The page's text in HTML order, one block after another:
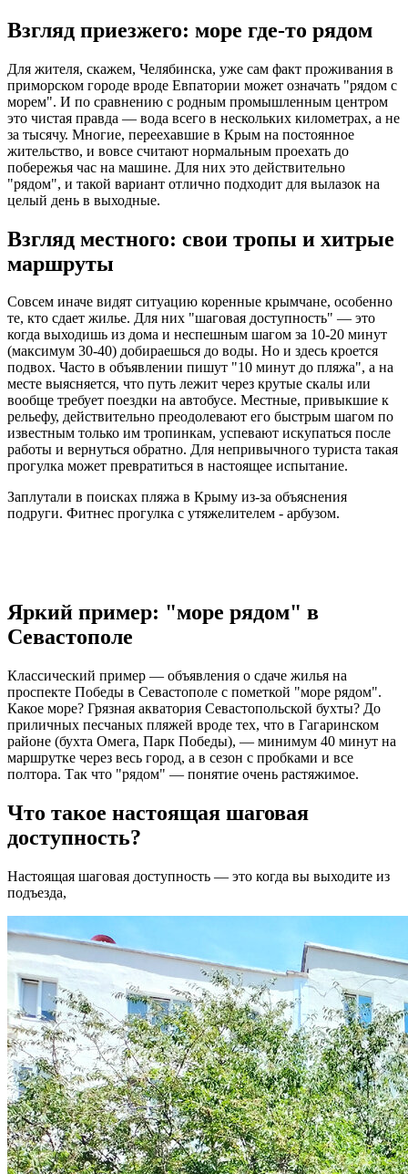
Взгляд приезжего: море где-то рядом
Для жителя, скажем, Челябинска, уже сам факт проживания в
приморском городе вроде Евпатории может означать "рядом с
морем". И по сравнению с родным промышленным центром
это чистая правда — вода всего в нескольких километрах, а не
за тысячу. Многие, переехавшие в Крым на постоянное
жительство, и вовсе считают нормальным проехать до
побережья час на машине. Для них это действительно
"рядом", и такой вариант отлично подходит для вылазок на
целый день в выходные.
Взгляд местного: свои тропы и хитрые
маршруты
Совсем иначе видят ситуацию коренные крымчане, особенно
те, кто сдает жилье. Для них "шаговая доступность" — это
когда выходишь из дома и неспешным шагом за 10-20 минут
(максимум 30-40) добираешься до воды. Но и здесь кроется
подвох. Часто в объявлении пишут "10 минут до пляжа", а на
месте выясняется, что путь лежит через крутые скалы или
вообще требует поездки на автобусе. Местные, привыкшие к
рельефу, действительно преодолевают его быстрым шагом по
известным только им тропинкам, успевают искупаться после
работы и вернуться обратно. Для непривычного туриста такая
прогулка может превратиться в настоящее испытание.
Заплутали в поисках пляжа в Крыму из-за объяснения
подруги. Фитнес прогулка с утяжелителем - арбузом.
Яркий пример: "море рядом" в
Севастополе
Классический пример — объявления о сдаче жилья на
проспекте Победы в Севастополе с пометкой "море рядом".
Какое море? Грязная акватория Севастопольской бухты? До
приличных песчаных пляжей вроде тех, что в Гагаринском
районе (бухта Омега, Парк Победы), — минимум 40 минут на
маршрутке через весь город, а в сезон с пробками и все
полтора. Так что "рядом" — понятие очень растяжимое.
Что такое настоящая шаговая
доступность?
Настоящая шаговая доступность — это когда вы выходите из
подъезда,